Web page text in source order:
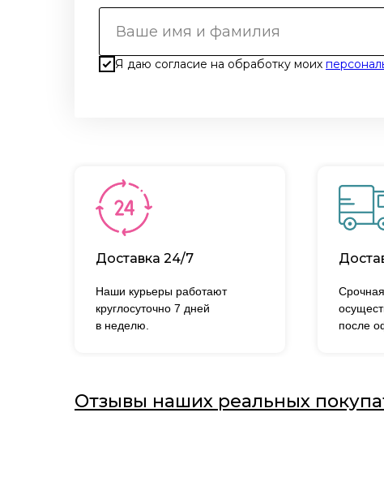
Я даю согласие на обработку моих
Доставка 24/7
после
Наши курьеры работают
круглосуточно 7 дней
в неделю.
Отзывы наших реальных